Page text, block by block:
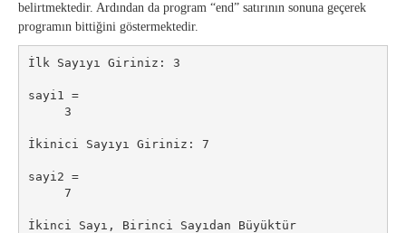
belirtmektedir. Ardından da program “end” satırının sonuna geçerek
programın bittiğini göstermektedir.
İlk Sayıyı Giriniz: 3
sayi1 =
3
İkinici Sayıyı Giriniz: 7
sayi2 =
7
İkinci Sayı, Birinci Sayıdan Büyüktür